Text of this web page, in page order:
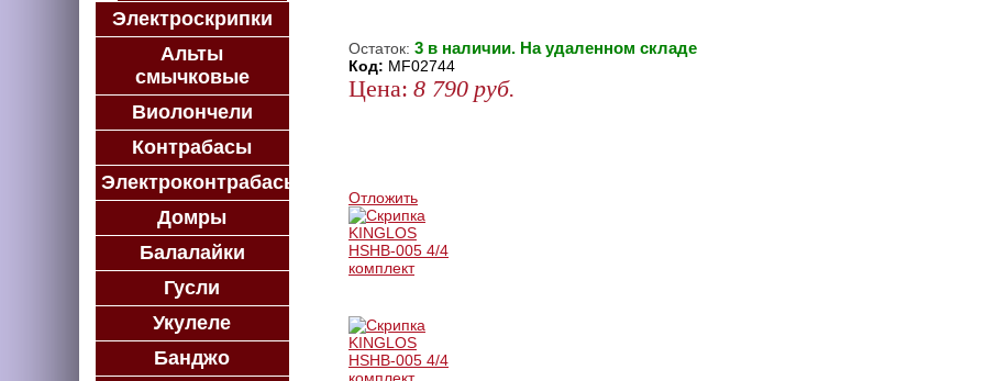
Остаток: 3 в наличии. На удаленном складе
Код: MF02744
Цена: 8 790 руб.
Отложить
Электроскрипки
Альты
смычковые
Виолончели
Контрабасы
Электроконтрабасы
Домры
Балалайки
Гусли
Укулеле
Банджо